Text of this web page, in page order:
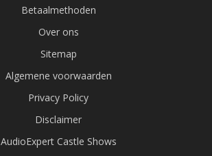
Betaalmethoden
Over ons
Sitemap
Algemene voorwaarden
Privacy Policy
Disclaimer
AudioExpert Castle Shows